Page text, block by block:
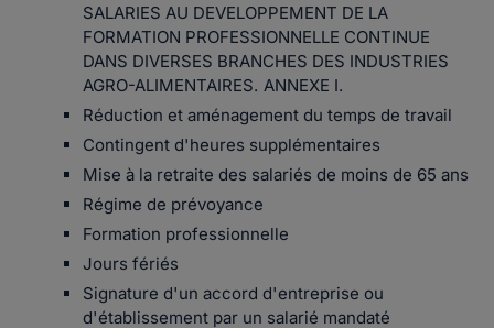
SALARIES AU DEVELOPPEMENT DE LA
FORMATION PROFESSIONNELLE CONTINUE
DANS DIVERSES BRANCHES DES INDUSTRIES
AGRO-ALIMENTAIRES. ANNEXE I.
Réduction et aménagement du temps de travail
Contingent d'heures supplémentaires
Mise à la retraite des salariés de moins de 65 ans
Régime de prévoyance
Formation professionnelle
Jours fériés
Signature d'un accord d'entreprise ou
d'établissement par un salarié mandaté